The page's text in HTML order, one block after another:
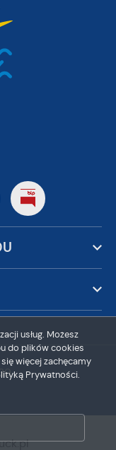
usług. Możesz
do plików cookies
więcej zachęcamy
Prywatności.